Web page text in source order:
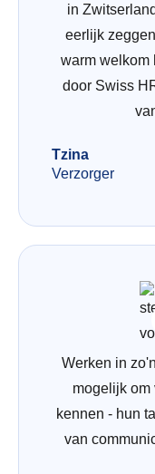
in
eerlijk
warm welkom
door Swiss
Tzina
Verzorger
Werken in
mogelijk om
kennen - hun
van